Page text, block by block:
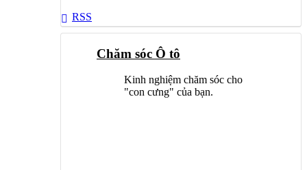
RSS
Chăm sóc Ô tô
Kinh nghiệm chăm sóc cho
"con cưng" của bạn.